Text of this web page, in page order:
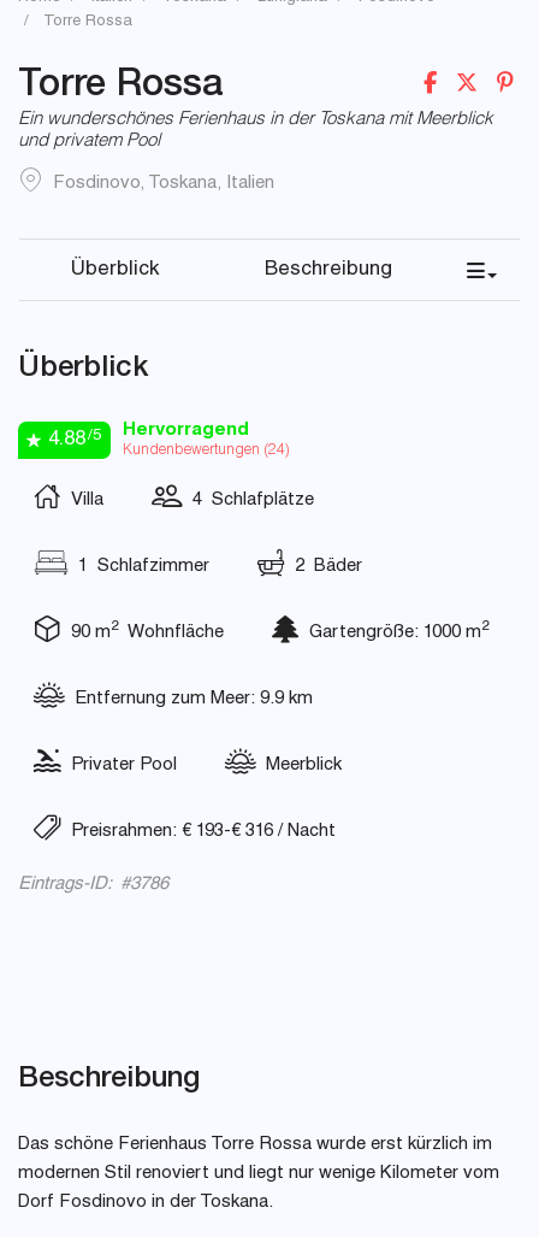
Torre Rossa
Torre Rossa
Ein wunderschönes Ferienhaus in der Toskana mit Meerblick
und privatem Pool
Fosdinovo, Toskana, Italien
Überblick Beschreibung
Überblick
4.88/5 Hervorragend
Kundenbewertungen (24)
Villa 4 Schlafplätze
1 Schlafzimmer 2 Bäder
90 m2Wohnfläche Gartengröße: 1000 m2
Entfernung zum Meer: 9.9 km
Privater Pool Meerblick
Preisrahmen: € 193-€ 316 / Nacht
Eintrags-ID: #3786
Beschreibung
Das schöne Ferienhaus Torre Rossa wurde erst kürzlich im
modernen Stil renoviert und liegt nur wenige Kilometer vom
Dorf Fosdinovo in der Toskana.